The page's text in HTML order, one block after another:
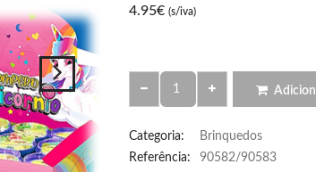
4.95€ (s/iva)
Categoria:
Brinquedos
Referência:
90582/90583